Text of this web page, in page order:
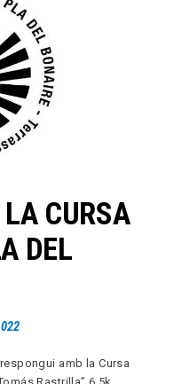
CURSA
DEL
amb la Cursa